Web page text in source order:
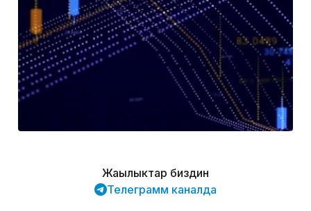
Жаңылыктар биздин
Телеграмм каналда